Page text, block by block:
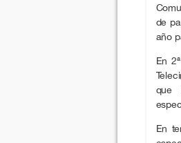
de
año
En
que
En